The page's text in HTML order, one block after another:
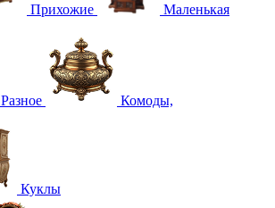
Прихожие
Маленькая
Разное
Комоды,
Куклы